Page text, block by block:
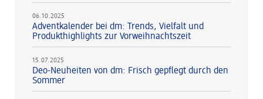
06.10.2025
Adventkalender bei dm: Trends, Vielfalt und
Produkthighlights zur Vorweihnachtszeit
15.07.2025
Deo-Neuheiten von dm: Frisch gepflegt durch den
Sommer